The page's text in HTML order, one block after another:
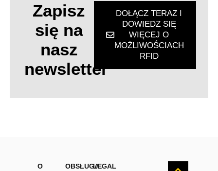
Zapisz
się na
nasz
newsletter
DOŁĄCZ TERAZ I
DOWIEDZ SIĘ
WIĘCEJ O
MOŻLIWOŚCIACH
RFID
O
OBSŁUGALEGAL